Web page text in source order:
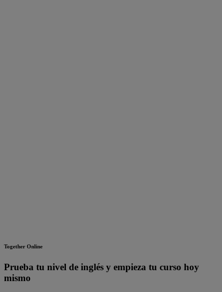
Together Online
Prueba tu nivel de inglés y empieza tu curso hoy
mismo